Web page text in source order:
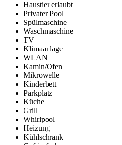
Haustier erlaubt
Privater Pool
Spülmaschine
Waschmaschine
TV
Klimaanlage
WLAN
Kamin/Ofen
Mikrowelle
Kinderbett
Parkplatz
Küche
Grill
Whirlpool
Heizung
Kühlschrank